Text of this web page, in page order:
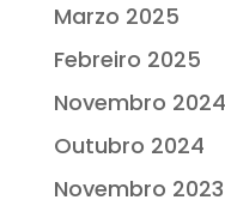
Marzo 2025
Febreiro 2025
Novembro 2024
Outubro 2024
Novembro 2023